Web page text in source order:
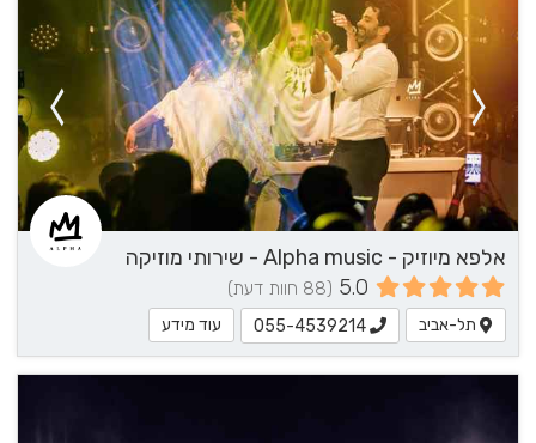
אלפא מיוזיק - Alpha music - שירותי מוזיקה
5.0 (88 חוות דעת)
תל-אביב 055-4539214 עוד מידע